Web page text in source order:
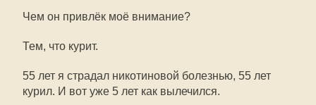
Чем он привлёк моё внимание?
Тем, что курит.
55 лет я страдал никотиновой болезнью, 55 лет
курил. И вот уже 5 лет как вылечился.